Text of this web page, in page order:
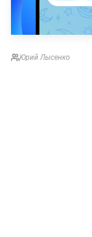
Юрий Лысенко